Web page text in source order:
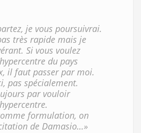
je vous poursuivrai.
très rapide mais je
Si vous voulez
du pays
il faut passer par moi.
pas spécialement.
par vouloir
formulation, on
de Damasio…»